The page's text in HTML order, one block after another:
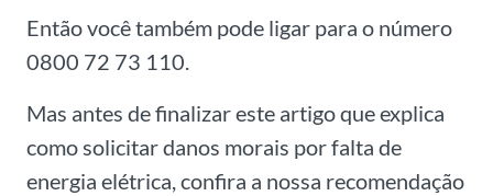
Então você também pode ligar para o número
0800 72 73 110.
Mas antes de finalizar este artigo que explica
como solicitar danos morais por falta de
energia elétrica, confira a nossa recomendação